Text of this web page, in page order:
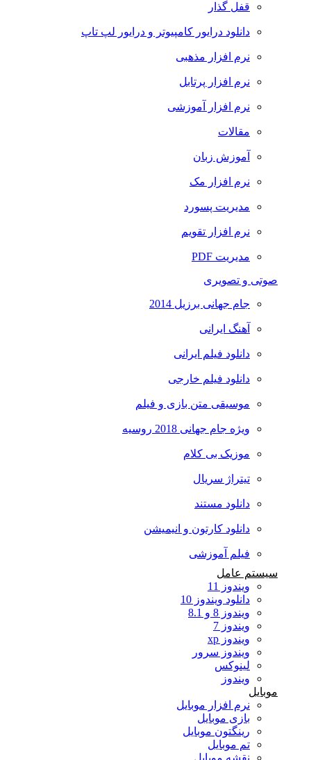
قفل گذار
دانلود درایور کامپیوتر و درایور لپ تاپ
نرم افزار مذهبی
نرم افزار پرتابل
نرم افزار آموزشی
مقالات
آموزش زبان
نرم افزار مک
مدیریت پسورد
نرم افزار تقویم
مدیریت PDF
صوتی و تصویری
جام جهانی برزیل 2014
آهنگ ایرانی
دانلود فیلم ایرانی
دانلود فیلم خارجی
موسیقی متن بازی و فیلم
ویژه جام جهانی 2018 روسیه
موزیک بی کلام
تیتراژ سریال
دانلود مستند
دانلود کارتون و انیمیشن
فیلم آموزشی
سیستم عامل
ویندوز 11
دانلود ویندوز 10
ویندوز 8 و 8.1
ویندوز 7
ویندوز xp
ویندوز سرور
لینوکس
ویندوز
موبایل
نرم افزار موبایل
بازی موبایل
رینگتون موبایل
تم موبایل
نقشه موبایل